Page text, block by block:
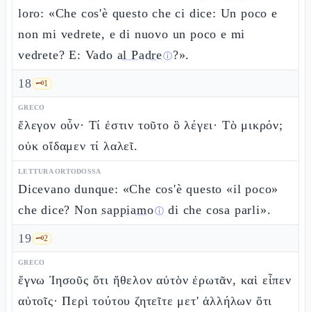
loro: «Che cos'è questo che ci dice: Un poco e
non mi vedrete, e di nuovo un poco e mi
vedrete? E: Vado al Padreⓘ?».
18 🗝️1
GRECO
ἔλεγον οὖν· Τί ἐστιν τοῦτο ὃ λέγει· Τὸ μικρόν;
οὐκ οἴδαμεν τί λαλεῖ.
LETTURA ORTODOSSA
Dicevano dunque: «Che cos'è questo «il poco»
che dice? Nonsappiamoⓘ di che cosa parli».
19 🗝️2
GRECO
ἔγνω Ἰησοῦς ὅτι ἤθελον αὐτὸν ἐρωτᾶν, καὶ εἶπεν
αὐτοῖς· Περὶ τούτου ζητεῖτε μετ' ἀλλήλων ὅτι